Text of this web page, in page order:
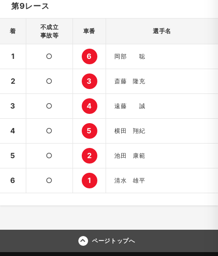
第9レース
着
不成立
事故等
車番 選手名
1 ○ 6 岡部 聡
2 ○ 3 斎藤 隆充
3 ○ 4 遠藤 誠
4 ○ 5 横田 翔紀
5 ○ 2 池田 康範
6 ○ 1 清水 雄平
ページトップへ